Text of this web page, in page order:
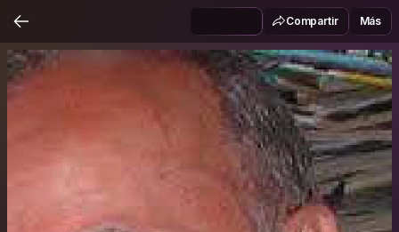
Compartir Más